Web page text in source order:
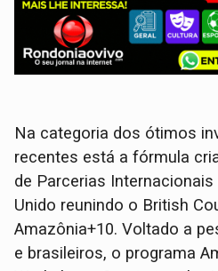
Na categoria dos ótimos
recentes está a fórmula
de Parcerias
Unido reunindo o British
Amazônia+10. Voltado a
e brasileiros, o programa